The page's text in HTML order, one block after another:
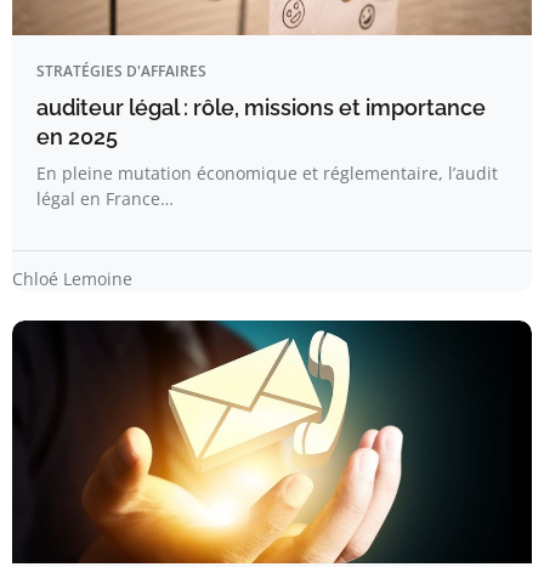
STRATÉGIES D'AFFAIRES
auditeur légal : rôle, missions et importance
en 2025
En pleine mutation économique et réglementaire, l’audit
légal en France…
Chloé Lemoine